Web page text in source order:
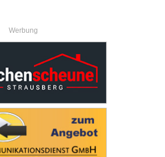
Werbung